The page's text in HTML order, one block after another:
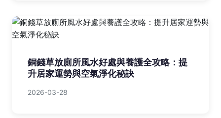
銅錢草放廁所風水好處與養護全攻略：提
升居家運勢與空氣淨化秘訣
2026-03-28